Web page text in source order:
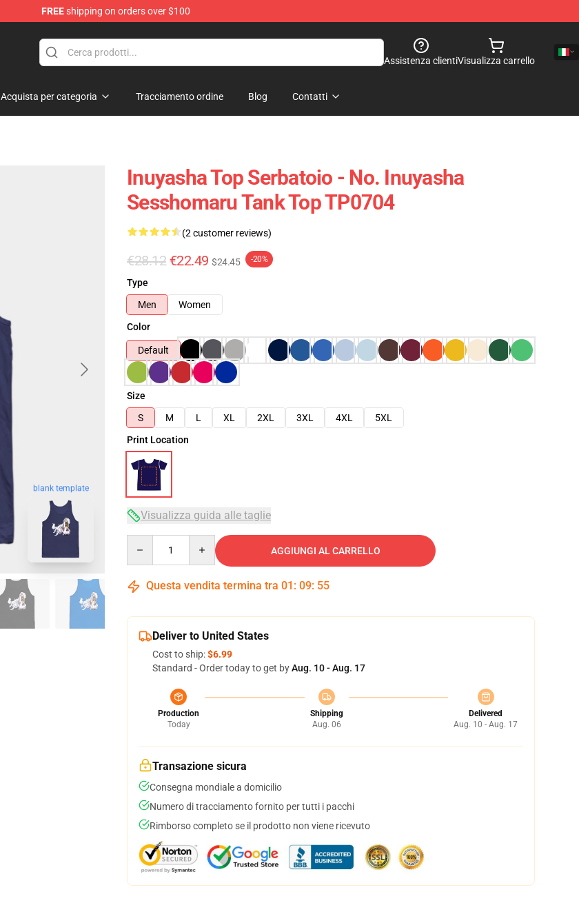
FREEshipping on orders over $100
Assistenza clientiVisualizza carrello
Acquista per categoria Tracciamento ordine Blog Contatti
blank template
Inuyasha Top Serbatoio - No. Inuyasha
Sesshomaru Tank Top TP0704
(2 customer reviews)
€28.12 €22.49 $24.45 -20%
Type
Men
Women
Color
Default
Size
S
M L XL 2XL 3XL 4XL
5XL
Print Location
Visualizza guida alle taglie
AGGIUNGI AL CARRELLO
Questa vendita termina tra 01 : 09: 54
Deliver to United States
Cost to ship:$6.99
Standard - Order today to get byAug. 10 - Aug. 17
Production
Today
Shipping
Aug. 06
Delivered
Aug. 10 - Aug. 17
Transazione sicura
Consegna mondiale a domicilio
Numero di tracciamento fornito per tutti i pacchi
Rimborso completo se il prodotto non viene ricevuto